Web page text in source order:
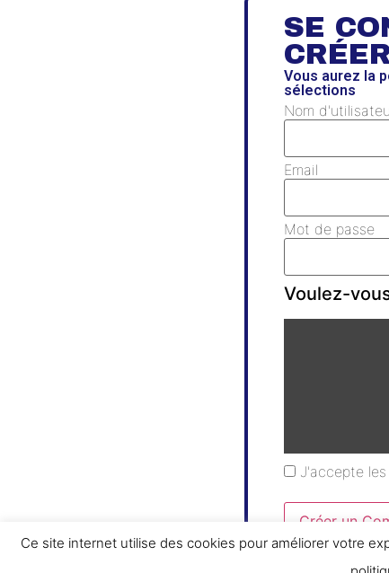
Ce site internet utilise des cookies pour améliorer votre
SE
Vous aurez la
sélections
Nom
Email
Mot de passe
Voulez-
J'accepte les
Créer un